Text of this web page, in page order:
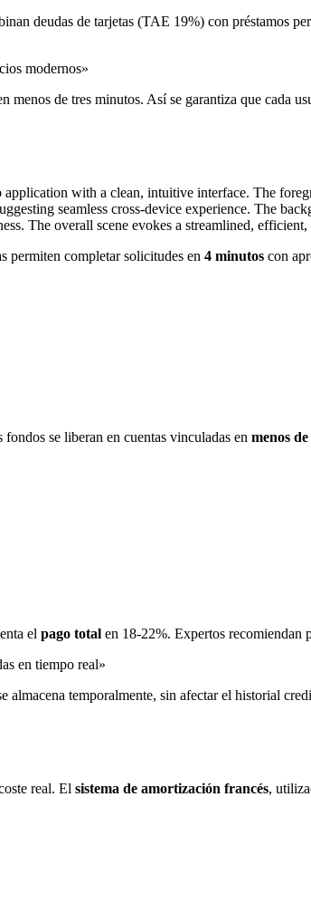
deudas de tarjetas (TAE 19%) con préstamos
modernos»
de tres minutos. Así se garantiza que cada
permiten completar solicitudes en 4 minutos con
se liberan en cuentas vinculadas en menos
el pago total en 18-22%. Expertos recomiendan
en tiempo real»
temporalmente, sin afectar el historial
real. El sistema de amortización francés,